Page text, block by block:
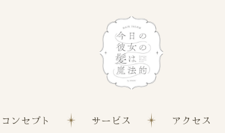
コンセプト サービス アクセス